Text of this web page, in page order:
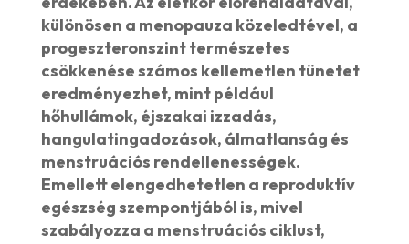
különösen a menopauza közeledtével, a
progeszteronszint természetes
csökkenése számos kellemetlen tünetet
eredményezhet, mint például
hőhullámok, éjszakai izzadás,
hangulatingadozások, álmatlanság és
menstruációs rendellenességek.
Emellett elengedhetetlen a reproduktív
egészség szempontjából is, mivel
szabályozza a menstruációs ciklust,